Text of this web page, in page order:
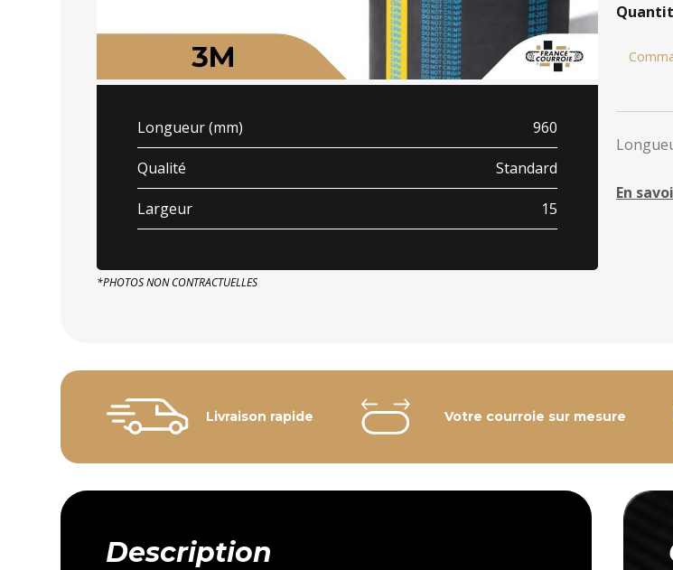
Longueur (mm) 960
Qualité Standard
Largeur 15
*PHOTOS NON CONTRACTUELLES
En
Livraison rapide Votre courroie sur mesure
Description